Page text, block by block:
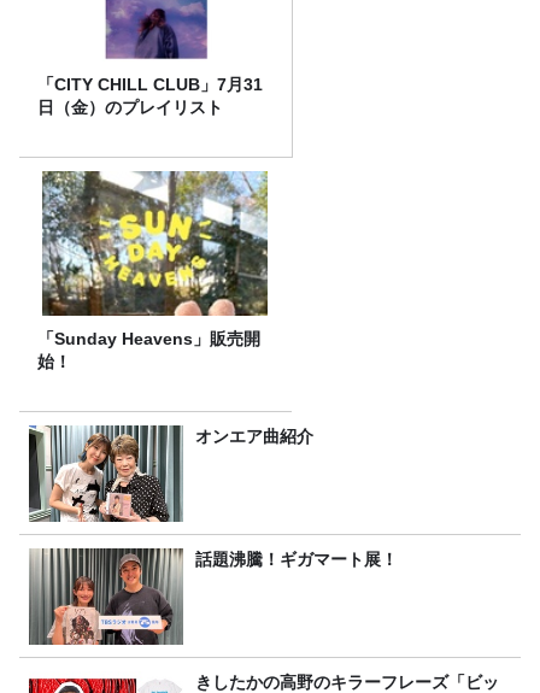
「CITY CHILL CLUB」7月31
日（金）のプレイリスト
「Sunday Heavens」販売開
始！
オンエア曲紹介
話題沸騰！ギガマート展！
きしたかの高野のキラーフレーズ「ビッ